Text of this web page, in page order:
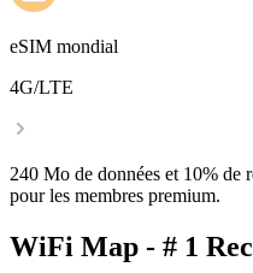
eSIM mondial
4G/LTE
240 Mo de données et 10% de
pour les membres premium.
WiFi Map - # 1